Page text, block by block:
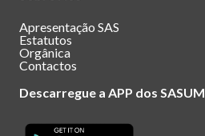
Apresentação SAS
Estatutos
Orgânica
Contactos
Descarregue a APP dos SASUM